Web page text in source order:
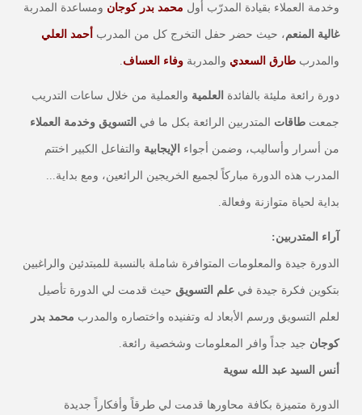
وخدمة العملاء بقيادة المدرّب أول محمد بدر كوجان ومساعدة المدربة
غالية المنعم، حيث حضر حفل التخرج كل من المدرب أحمد العلي
والمدرب طارق السعدي والمدربة وفاء العساف
دورة رائعة مليئة بالفائدة العلمية والعملية من خلال ساعات التدريب
جمعت طاقات المتدربين الرائعة بكل ما في التسويق وخدمة العملاء
من أسرار وأساليب، وضمن أجواء الإيجابية والتفاعل الكبير اختتم
المدرب هذه الدورة مباركاً لجميع الخريجين الرائعين، ومع بداية...
بداية لحياة متوازنة وفعالة.
آراء المتدربين:
الدورة جيدة والمعلومات المتوافرة شاملة بالنسبة للمبتدئين والراغبين
بتكوين فكرة جيدة في علم التسويق حيث قدمت لي الدورة تأصيل
لعلم التسويق ورسم الأبعاد له وتفنيده واختصاره والمدرب محمد بدر
كوجان جيد جداً وافر المعلومات وشخصية رائعة.
أنس السيد عبد الله سوية
الدورة متميزة بكافة محاورها قدمت لي طرقاً وأفكاراً جديدة